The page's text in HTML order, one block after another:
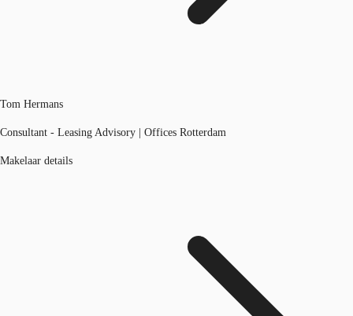
Tom Hermans
Consultant - Leasing Advisory | Offices Rotterdam
Makelaar details